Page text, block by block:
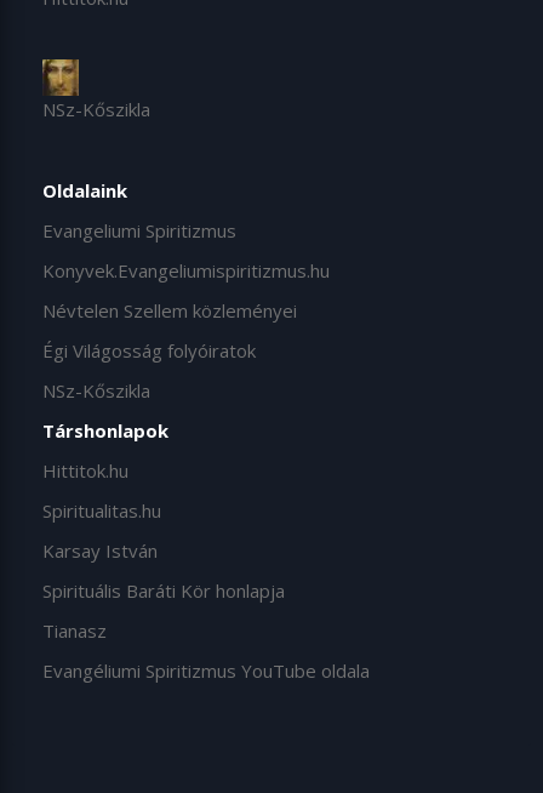
NSz-Kőszikla
Oldalaink
Evangeliumi Spiritizmus
Konyvek.Evangeliumispiritizmus.hu
Névtelen Szellem közleményei
Égi Világosság folyóiratok
NSz-Kőszikla
Társhonlapok
Hittitok.hu
Spiritualitas.hu
Karsay István
Spirituális Baráti Kör honlapja
Tianasz
Evangéliumi Spiritizmus YouTube oldala